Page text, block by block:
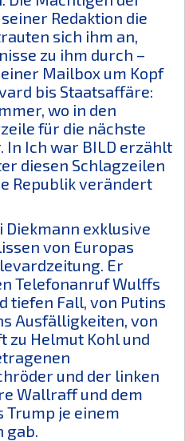
Redaktion die
sich ihm an,
zu ihm durch –
Mailbox um Kopf
bis Staatsaffäre:
wo in den
für die nächste
In Ich war BILD erzählt
diesen Schlagzeilen
Republik verändert
Diekmann exklusive
von Europas
Er
Telefonanruf Wulffs
tiefen Fall, von Putins
Ausfälligkeiten, von
zu Helmut Kohl und
und der linken
Wallraff und dem
Trump je einem
gab.